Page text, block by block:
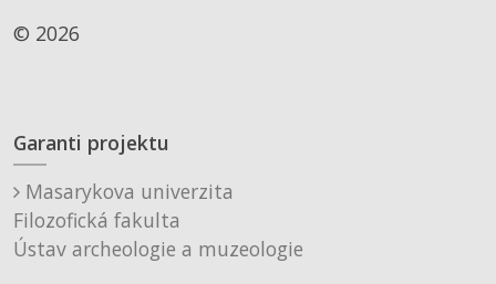
© 2026
Garanti projektu
Masarykova univerzita
Filozofická fakulta
Ústav archeologie a muzeologie